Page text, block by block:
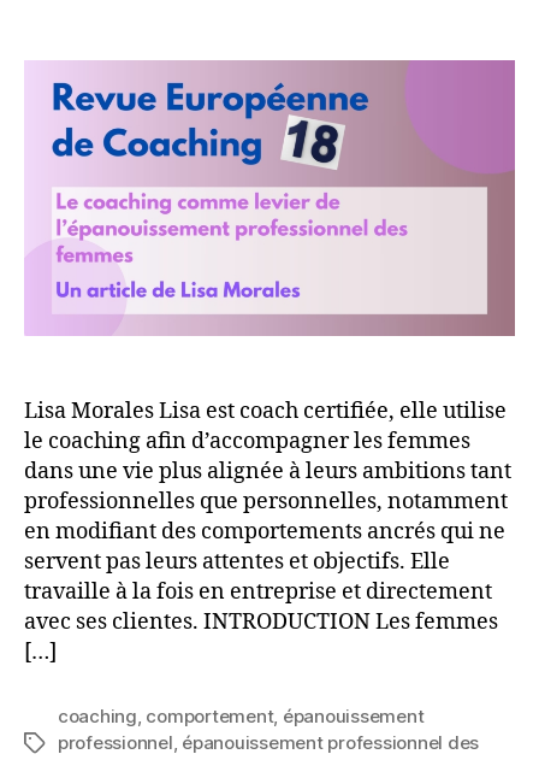
comme
l’épanouissement
professionnel
femmes
de
déjouer
les
de
genre
internalisés
par
les
Lisa Morales Lisa est coach certifiée, elle utilise
le coaching afin d’accompagner les femmes
dans une vie plus alignée à leurs ambitions tant
professionnelles que personnelles, notamment
en modifiant des comportements ancrés qui ne
servent pas leurs attentes et objectifs. Elle
travaille à la fois en entreprise et directement
avec ses clientes. INTRODUCTION Les femmes
[…]
Étiquettes
coaching, comportement, épanouissement
professionnel, épanouissement professionnel des